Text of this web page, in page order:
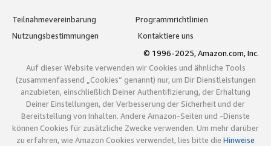
Teilnahmevereinbarung
Programmrichtlinien
Nutzungsbestimmungen
Kontaktiere uns
© 1996-2025, Amazon.com, Inc.
Auf dieser Website verwenden wir Cookies und ähnliche Tools
(zusammenfassend „Cookies“ genannt) nur, um Dir Dienstleistungen
anzubieten, einschließlich Deiner Authentifizierung, der Erhaltung
Deiner Einstellungen, der Verbesserung der Sicherheit und der
Bereitstellung von Inhalten. Andere Amazon-Seiten und -Dienste
können Cookies für zusätzliche Zwecke verwenden. Um mehr darüber
zu erfahren, wie Amazon Cookies verwendet, lies bitte die Hinweise